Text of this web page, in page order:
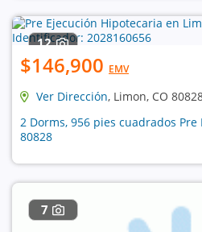
12
$146,900 EMV
Ver Dirección, Limon, CO
2 Dorms, 956 pies cuadrados
80828
7